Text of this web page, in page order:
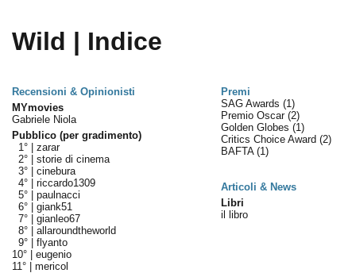
Wild | Indice
Recensioni & Opinionisti
Premi
MYmovies
Gabriele Niola
Pubblico (per gradimento)
1° | zarar
2° | storie di cinema
3° | cinebura
4° | riccardo1309
5° | paulnacci
6° | giank51
7° | gianleo67
8° | allaroundtheworld
9° | flyanto
10° | eugenio
11° | mericol
SAG Awards (1)
Premio Oscar (2)
Golden Globes (1)
Critics Choice Award (2)
BAFTA (1)
Articoli & News
Libri
il libro